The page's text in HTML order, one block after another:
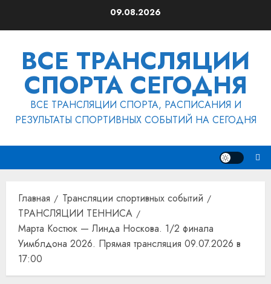
09.08.2026
ВСЕ ТРАНСЛЯЦИИ
СПОРТА СЕГОДНЯ
ВСЕ ТРАНСЛЯЦИИ СПОРТА, РАСПИСАНИЯ И
РЕЗУЛЬТАТЫ СПОРТИВНЫХ СОБЫТИЙ НА СЕГОДНЯ
Главная
Трансляции спортивных событий
ТРАНСЛЯЦИИ ТЕННИСА
Марта Костюк — Линда Носкова. 1/2 финала
Уимблдона 2026. Прямая трансляция 09.07.2026 в
17:00